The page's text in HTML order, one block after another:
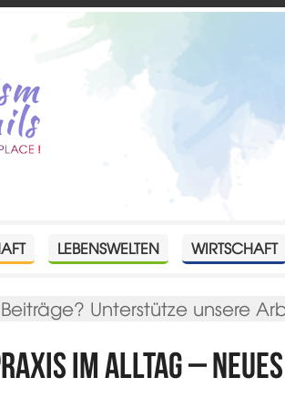
LEBENSWELTEN WIRTSCHAFT
Unterstütze unsere
im Alltag –